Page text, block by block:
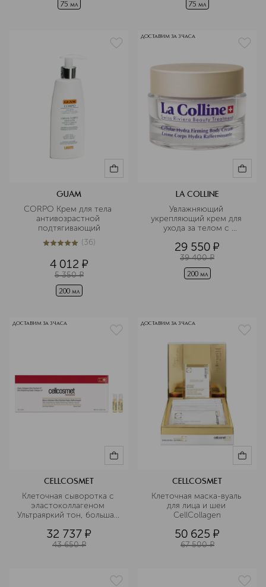
75 мл 75 мл
GUAM
CORPO Крем для тела
антивозрастной
подтягивающий
5из 536 (36)
4 012 ¤
5 350 ¤
200 мл
ДОСТАВИМ ЗА 3 ЧАСА
LA COLLINE
Увлажняющий
укрепляющий крем для
ухода за телом с
29 550 ¤
39 400 ¤
200 мл
ДОСТАВИМ ЗА 3 ЧАСА
CELLCOSMET
Клеточная сыворотка с
эластоколлагеном
Ультраяркий тон, большая
32 737 ¤
43 650 ¤
ДОСТАВИМ ЗА 3 ЧАСА
CELLCOSMET
Клеточная маска-вуаль
для лица и шеи
CellCollagen
50 625 ¤
67 500 ¤